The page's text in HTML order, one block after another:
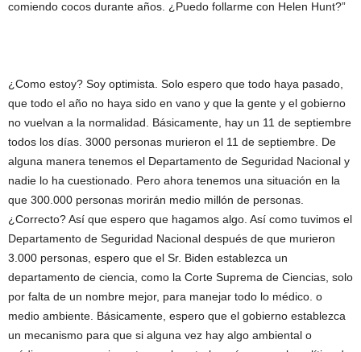
comiendo cocos durante años. ¿Puedo follarme con Helen Hunt?”
¿Como estoy? Soy optimista. Solo espero que todo haya pasado,
que todo el año no haya sido en vano y que la gente y el gobierno
no vuelvan a la normalidad. Básicamente, hay un 11 de septiembre
todos los días. 3000 personas murieron el 11 de septiembre. De
alguna manera tenemos el Departamento de Seguridad Nacional y
nadie lo ha cuestionado. Pero ahora tenemos una situación en la
que 300.000 personas morirán medio millón de personas.
¿Correcto? Así que espero que hagamos algo. Así como tuvimos el
Departamento de Seguridad Nacional después de que murieron
3.000 personas, espero que el Sr. Biden establezca un
departamento de ciencia, como la Corte Suprema de Ciencias, solo
por falta de un nombre mejor, para manejar todo lo médico. o
medio ambiente. Básicamente, espero que el gobierno establezca
un mecanismo para que si alguna vez hay algo ambiental o